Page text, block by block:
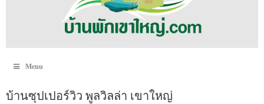
Menu
บ้านซุปเปอร์วิว พูลวิลล่า เขาใหญ่